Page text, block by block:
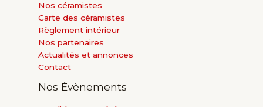
Nos céramistes
Carte des céramistes
Règlement intérieur
Nos partenaires
Actualités et annonces
Contact
Nos Évènements